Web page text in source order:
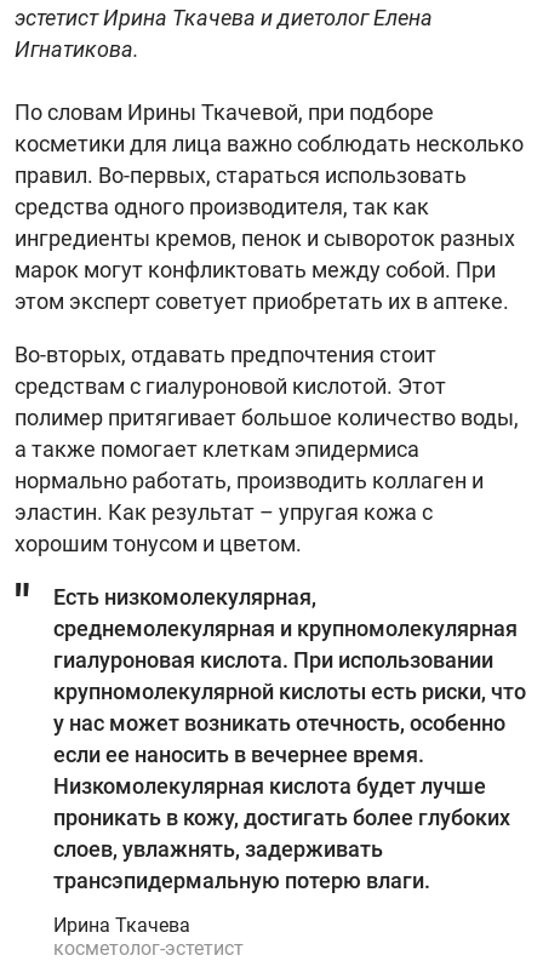
эстетист Ирина Ткачева и диетолог Елена
Игнатикова.
По словам Ирины Ткачевой, при подборе
косметики для лица важно соблюдать несколько
правил. Во-первых, стараться использовать
средства одного производителя, так как
ингредиенты кремов, пенок и сывороток разных
марок могут конфликтовать между собой. При
этом эксперт советует приобретать их в аптеке.
Во-вторых, отдавать предпочтения стоит
средствам с гиалуроновой кислотой. Этот
полимер притягивает большое количество воды,
а также помогает клеткам эпидермиса
нормально работать, производить коллаген и
эластин. Как результат – упругая кожа с
хорошим тонусом и цветом.
Есть низкомолекулярная,
среднемолекулярная и крупномолекулярная
гиалуроновая кислота. При использовании
крупномолекулярной кислоты есть риски, что
у нас может возникать отечность, особенно
если ее наносить в вечернее время.
Низкомолекулярная кислота будет лучше
проникать в кожу, достигать более глубоких
слоев, увлажнять, задерживать
трансэпидермальную потерю влаги.
Ирина Ткачева
косметолог-эстетист